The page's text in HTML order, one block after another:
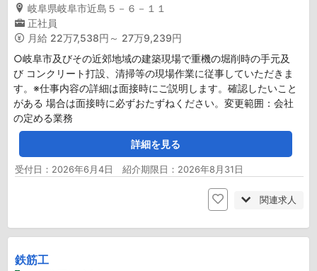
岐阜県岐阜市近島５－６－１１
正社員
月給 22万7,538円～ 27万9,239円
○岐阜市及びその近郊地域の建築現場で重機の堀削時の手元及
び コンクリート打設、清掃等の現場作業に従事していただきま
す。※仕事内容の詳細は面接時にご説明します。確認したいこと
がある 場合は面接時に必ずおたずねください。変更範囲：会社
の定める業務
詳細を見る
受付日：2026年6月4日 紹介期限日：2026年8月31日
関連求人
鉄筋工